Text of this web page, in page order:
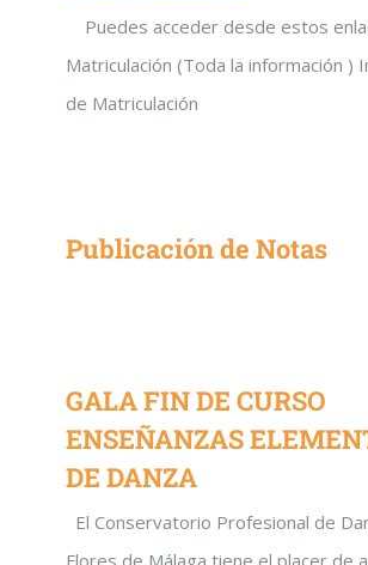
Puedes acceder desde estos
Matriculación (Toda la información )
de Matriculación
Publicación de Notas
GALA FIN DE CURSO
ENSEÑANZAS
DE DANZA
El Conservatorio Profesional de
Flores de Málaga tiene el placer de